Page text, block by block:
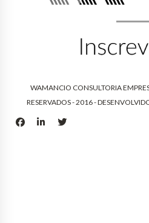
WAMANCIO CONSULTORIA
RESERVADOS - 2016 -